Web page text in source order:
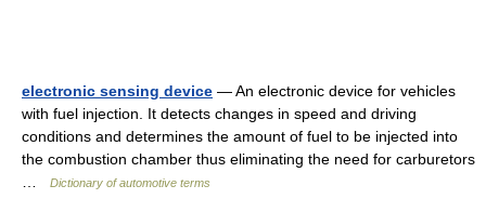
electronic sensing device — An electronic device for vehicles
with fuel injection. It detects changes in speed and driving
conditions and determines the amount of fuel to be injected into
the combustion chamber thus eliminating the need for carburetors
Dictionary of automotive terms